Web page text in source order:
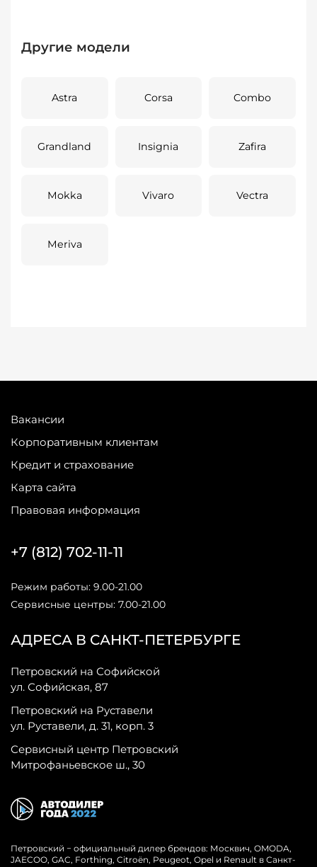
Другие модели
Astra Corsa Combo
Grandland Insignia Zafira
Mokka Vivaro Vectra
Meriva
Вакансии
Корпоративным клиентам
Кредит и страхование
Карта сайта
Правовая информация
АДРЕСА В САНКТ-ПЕТЕРБУРГЕ
Петровский на Софийской
ул. Софийская, 87
Петровский на Руставели
ул. Руставели, д. 31, корп. 3
Сервисный центр Петровский
Митрофаньевское ш., 30
+7 (812) 702-11-11
Режим работы: 9.00-21.00
Сервисные центры: 7.00-21.00
Петровский − официальный дилер брендов: Москвич, OMODA,
JAECOO, GAC, Forthing, Citroёn, Peugeot, Opel и Renault в Санкт-